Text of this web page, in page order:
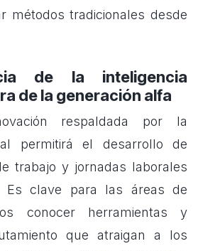
métodos tradicionales desde
de la inteligencia
de la generación alfa
respaldada por la
permitirá el desarrollo de
trabajo y jornadas laborales
Es clave para las áreas de
conocer herramientas y
que atraigan a los